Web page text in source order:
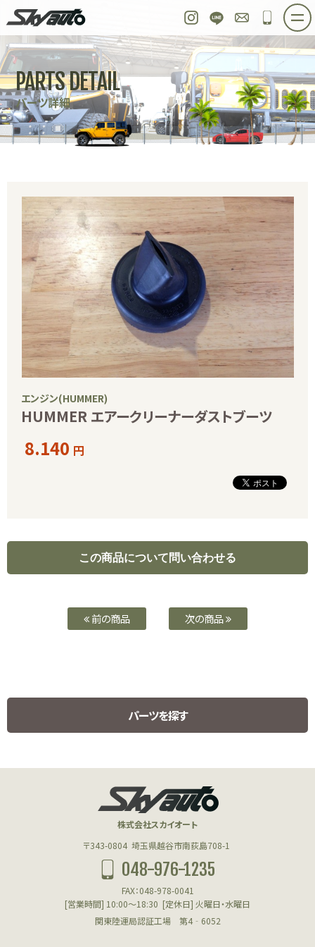
Instagram
LINE お問い合わせ
048-
ホーム 在庫車情報 ご購入プラン
整備作業実例 パーツ販売 買取＆オーダー
店舗紹介 工場紹介 会社概要
スタッフ紹介 求人情報 公式ブログ
PARTS DETAIL
パーツ詳細
エンジン(HUMMER)
HUMMER エアークリーナーダストブーツ
8.140 円
前の商品 次の商品
パーツを探す
HUMMER H1 PARTS
ハマーH1用パーツ
フューエル(HUMMER)
クーリング(HUMMER)
株式会社スカイオート
〒343-0804 埼玉県越谷市南荻島708-1
048-976-1235
FAX：048-978-0041
[営業時間] 10:00～18:30 [定休日] 火曜日・水曜日
関東陸運局認証工場 第4‐6052